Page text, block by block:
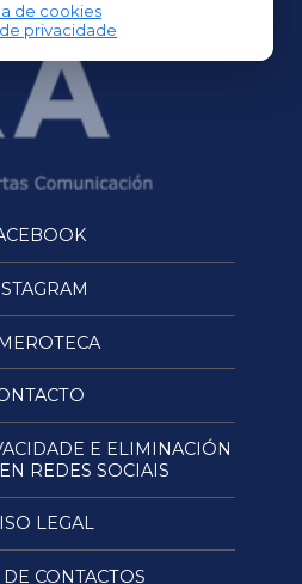
de cookies
privacidade
E ELIMINACIÓN
REDES SOCIAIS
LEGAL
CONTACTOS